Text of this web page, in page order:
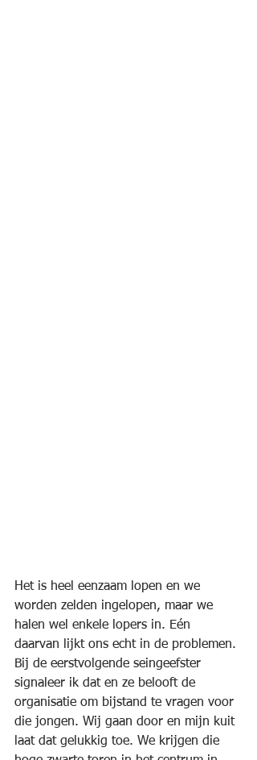
Het is heel eenzaam lopen en we
worden zelden ingelopen, maar we
halen wel enkele lopers in. Eén
daarvan lijkt ons echt in de problemen.
Bij de eerstvolgende seingeefster
signaleer ik dat en ze belooft de
organisatie om bijstand te vragen voor
die jongen. Wij gaan door en mijn kuit
laat dat gelukkig toe. We krijgen die